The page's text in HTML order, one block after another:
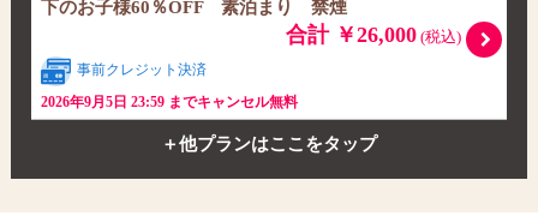
下のお子様60％OFF 素泊まり 禁煙
合計 ￥26,000(税込)
事前クレジット決済
2026年9月5日 23:59 までキャンセル無料
＋他プランはここをタップ